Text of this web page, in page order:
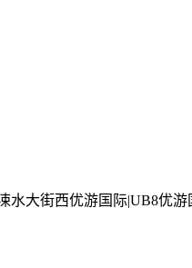
水大街西优游国际|UB8优游